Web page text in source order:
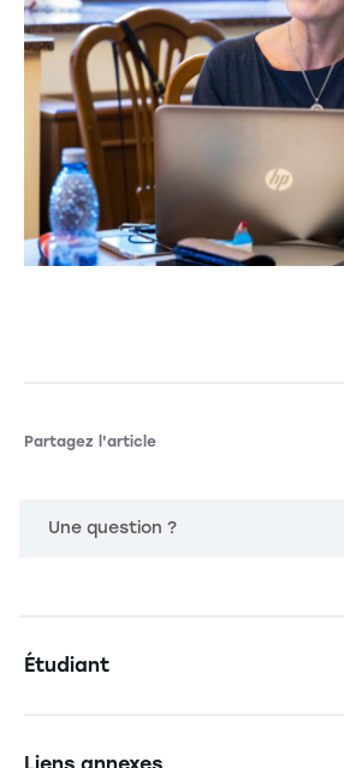
Partagez l'article
Une question ?
Étudiant